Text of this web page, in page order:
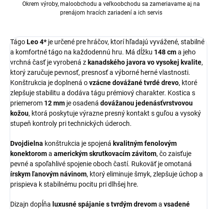
Okrem výroby, maloobchodu a veľkoobchodu sa zameriavame aj na
prenájom hracích zariadení a ich servis
TágoLeo 4*je určené pre hráčov, ktorí hľadajú vyvážené, stabilné
a komfortné tágo na každodennú hru. Má dĺžku 148 cma jeho
vrchná časť je vyrobená z kanadského javora vo vysokej kvalite,
ktorý zaručuje pevnosť, presnosť a výborné herné vlastnosti.
Konštrukcia je doplnená ovzácne dovážané tvrdé drevo, ktoré
zlepšuje stabilitu a dodáva tágu prémiový charakter. Kostica s
priemerom 12 mm je osadená dovážanou jedenásťvrstvovou
kožou, ktorá poskytuje výrazne presný kontakt s guľou a vysoký
stupeň kontroly pri technických úderoch.
Dvojdielna konštrukcia je spojená kvalitným fenolovým
konektoroma americkým skrutkovacím závitom, čo zaisťuje
pevné a spoľahlivé spojenie oboch častí. Rukoväť je omotaná
írskym ľanovým návinom, ktorý eliminuje šmyk, zlepšuje úchop a
prispieva k stabilnému pocitu pri dlhšej hre.
Dizajn dopĺňa luxusné spájanie s tvrdým drevoma vsadené